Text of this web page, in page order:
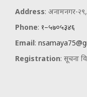
Address: अनामनगर-
Phone: १–५७०५३४६
Email:
Registration: सूचना